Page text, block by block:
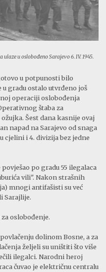
ulaze u oslobođeno Sarajevo 6. IV. 1945.
u potpunosti bilo
gradu ostalo utvrđeno još
operaciji oslobođenja
štaba za
Šest dana kasnije ovaj
napad na Sarajevo od snaga
cjelini i 4. divizija bez jedne
povješao po gradu 55 ilegalaca
vili". Nakon strašnih
mnogi antifašisti su već
Sarajlije.
oslobođenje.
dolinom Bosne, a za
željeli su uništiti što više
ilegalci. Narodni heroj
čuvao je električnu centralu